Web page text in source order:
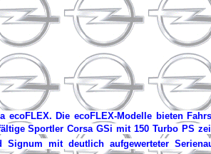
Die ecoFLEX-Modelle bieten
Sportler Corsa GSi mit 150 Turbo PS
mit deutlich aufgewerteter